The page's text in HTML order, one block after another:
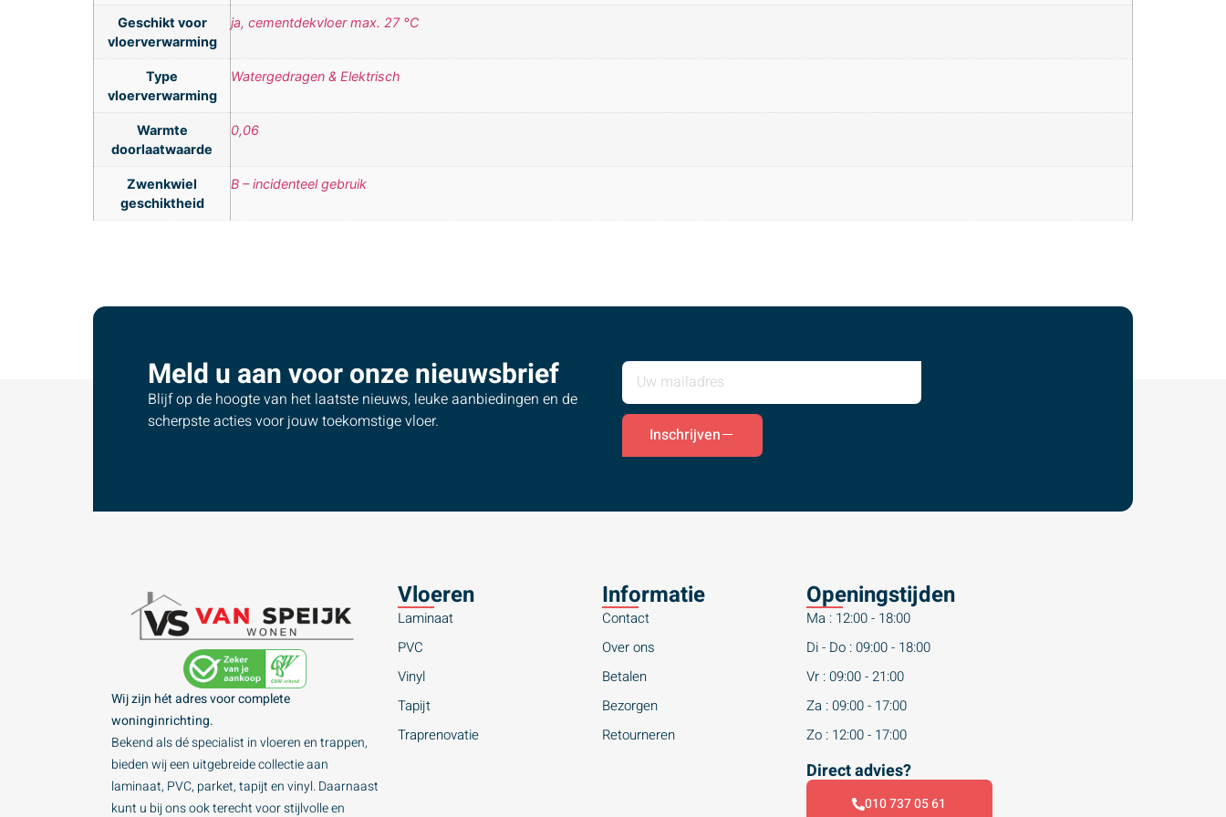
Geschikt voor
vloerverwarming
ja, cementdekvloer max. 27 °C
Type
vloerverwarming
Watergedragen & Elektrisch
Warmte
doorlaatwaarde
0,06
Zwenkwiel
geschiktheid
B – incidenteel gebruik
Meld u aan voor onze nieuwsbrief
Blijf op de hoogte van het laatste nieuws, leuke aanbiedingen en de
scherpste acties voor jouw toekomstige vloer.
Inschrijven
Wij zijn hét adres voor complete
woninginrichting.
Bekend als dé specialist in vloeren en trappen,
bieden wij een uitgebreide collectie aan
laminaat, PVC, parket, tapijt en vinyl. Daarnaast
kunt u bij ons ook terecht voor stijlvolle en
Vloeren
Laminaat
PVC
Vinyl
Tapijt
Traprenovatie
Informatie
Contact
Over ons
Betalen
Bezorgen
Retourneren
Openingstijden
Ma : 12:00 - 18:00
Di - Do : 09:00 - 18:00
Vr : 09:00 - 21:00
Za : 09:00 - 17:00
Zo : 12:00 - 17:00
Direct advies?
010 737 05 61